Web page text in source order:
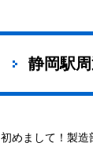
静岡駅
初めまして！製造